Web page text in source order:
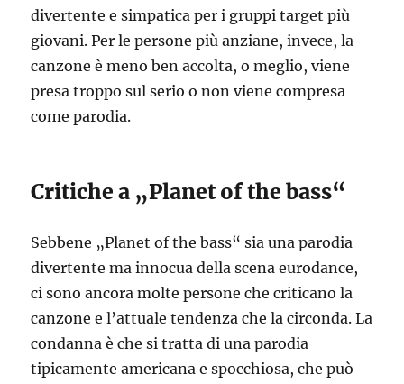
divertente e simpatica per i gruppi target più
giovani. Per le persone più anziane, invece, la
canzone è meno ben accolta, o meglio, viene
presa troppo sul serio o non viene compresa
come parodia.
Critiche a „Planet of the bass“
Sebbene „Planet of the bass“ sia una parodia
divertente ma innocua della scena eurodance,
ci sono ancora molte persone che criticano la
canzone e l’attuale tendenza che la circonda. La
condanna è che si tratta di una parodia
tipicamente americana e spocchiosa, che può